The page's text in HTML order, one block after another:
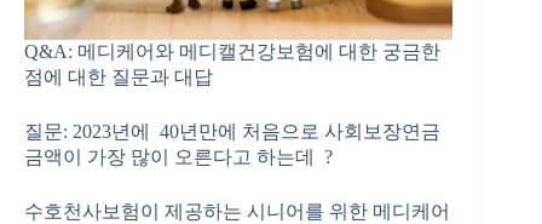
Q&A: 메디케어와 메디캘건강보험에 대한 궁금한
점에 대한 질문과 대답
질문: 2023년에 40년만에 처음으로 사회보장연금
금액이 가장 많이 오른다고 하는데 ?
수호천사보험이 제공하는 시니어를 위한 메디케어